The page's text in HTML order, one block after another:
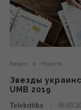
Бизнес Новости
Звезды
UMB 2019
Telekritika